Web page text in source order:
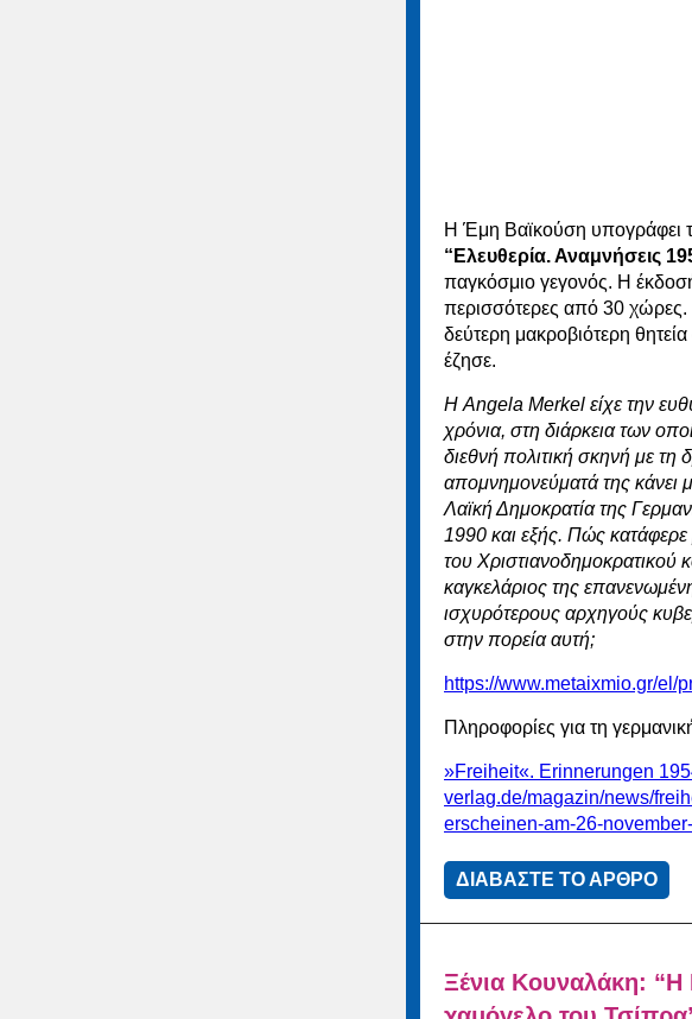
Η Έμη Βαϊκούση υπογράφει
“Ελευθερία. Αναμνήσεις
παγκόσμιο γεγονός. Η
περισσότερες από 30 χώρες.
δεύτερη μακροβιότερη
έζησε.
Η Angela Merkel είχε την
χρόνια, στη διάρκεια των
διεθνή πολιτική σκηνή με τη
απομνημονεύματά της κάνει
Λαϊκή Δημοκρατία της
1990 και εξής. Πώς κατάφερε
του Χριστιανοδημοκρατικού
καγκελάριος της
ισχυρότερους αρχηγούς
στην πορεία αυτή;
https://www.metaixmio.gr/el/
Πληροφορίες για τη
»Freiheit«. Erinnerungen
verlag.de/magazin/news/
erscheinen-am-26-
ΔΙΑΒΑΣΤΕ ΤΟ ΑΡΘΡΟ
Ξένια Κουναλάκη: “Η